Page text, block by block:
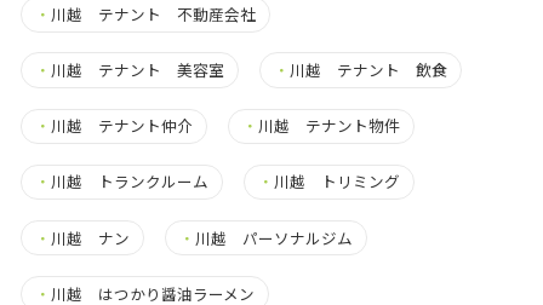
・ 川越 テナント 不動産会社
・ 川越 テナント 美容室 ・ 川越 テナント 飲食
・ 川越 テナント仲介 ・ 川越 テナント物件
・ 川越 トランクルーム ・ 川越 トリミング
・ 川越 ナン ・ 川越 パーソナルジム
・ 川越 はつかり醤油ラーメン